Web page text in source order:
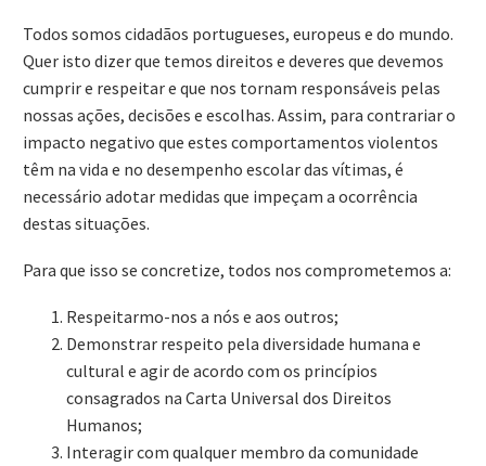
Todos somos cidadãos portugueses, europeus e do mundo.
Quer isto dizer que temos direitos e deveres que devemos
cumprir e respeitar e que nos tornam responsáveis pelas
nossas ações, decisões e escolhas. Assim, para contrariar o
impacto negativo que estes comportamentos violentos
têm na vida e no desempenho escolar das vítimas, é
necessário adotar medidas que impeçam a ocorrência
destas situações.
Para que isso se concretize, todos nos comprometemos a:
Respeitarmo-nos a nós e aos outros;
Demonstrar respeito pela diversidade humana e
cultural e agir de acordo com os princípios
consagrados na Carta Universal dos Direitos
Humanos;
Interagir com qualquer membro da comunidade